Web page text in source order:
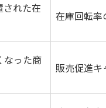
された在
在庫回転率
なった商
販売促進キ